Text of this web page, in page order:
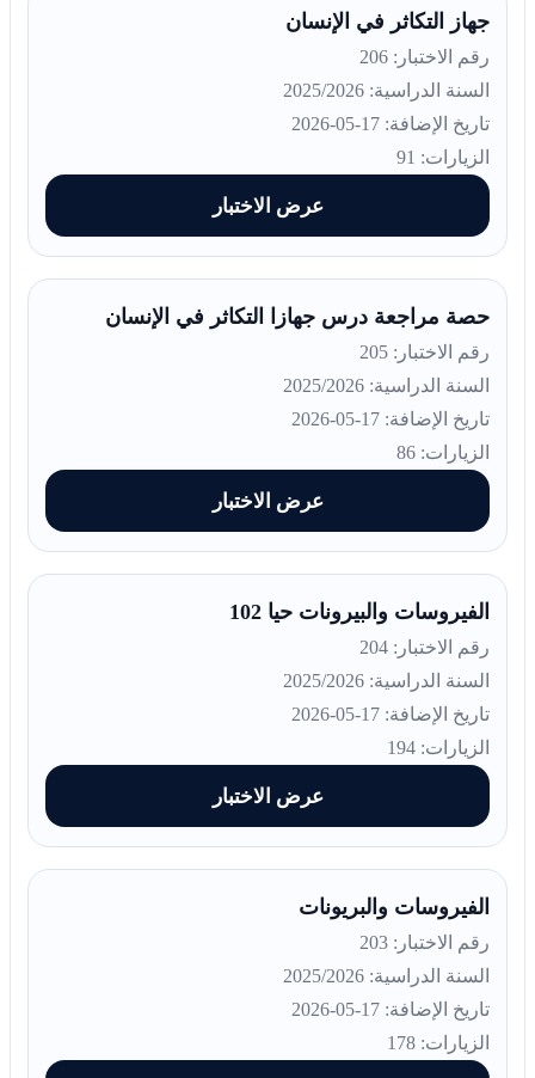
جهاز التكاثر في الإنسان
رقم الاختبار: 206
السنة الدراسية: 2025/2026
تاريخ الإضافة: 17-05-2026
الزيارات: 91
عرض الاختبار
حصة مراجعة درس جهازا التكاثر في الإنسان
رقم الاختبار: 205
السنة الدراسية: 2025/2026
تاريخ الإضافة: 17-05-2026
الزيارات: 86
عرض الاختبار
الفيروسات والبيرونات حيا 102
رقم الاختبار: 204
السنة الدراسية: 2025/2026
تاريخ الإضافة: 17-05-2026
الزيارات: 194
عرض الاختبار
الفيروسات والبريونات
رقم الاختبار: 203
السنة الدراسية: 2025/2026
تاريخ الإضافة: 17-05-2026
الزيارات: 178